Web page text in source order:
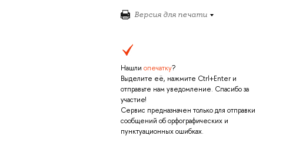
Версия для печати
Нашли опечатку?
Выделите её, нажмите Ctrl+Enter и
отправьте нам уведомление. Спасибо за
участие!
Сервис предназначен только для отправки
сообщений об орфографических и
пунктуационных ошибках.